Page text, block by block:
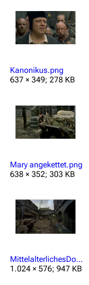
Kanonikus.png
637 × 349; 278 KB
Mary angekettet.png
638 × 352; 303 KB
MittelalterlichesDorf.png
1.024 × 576; 947 KB